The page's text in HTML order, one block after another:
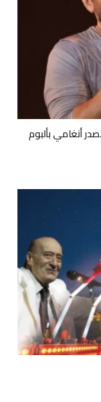
ويتصدر أنغامي بألبوم